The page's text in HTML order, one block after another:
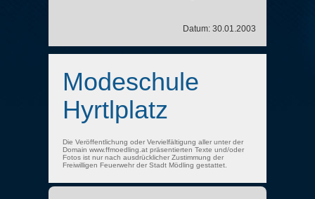
Datum: 30.01.2003
Modeschule
Hyrtlplatz
Die Veröffentlichung oder Vervielfältigung aller unter der
Domain www.ffmoedling.at präsentierten Texte und/oder
Fotos ist nur nach ausdrücklicher Zustimmung der
Freiwilligen Feuerwehr der Stadt Mödling gestattet.